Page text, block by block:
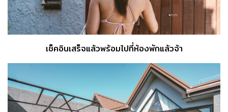
เช็คอินเสร็จแล้วพร้อมไปที่ห้องพักแล้วจ้า